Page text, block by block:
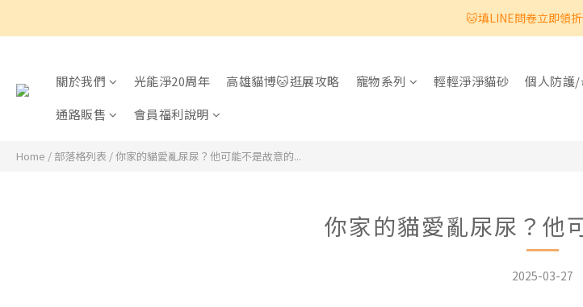
🐱填LINE問卷立即領
關於我們 光能淨20周年 高雄貓博🐱逛展攻略 寵物系列 輕輕淨淨貓砂 個人防護/
通路販售
會員福利說明
Home / 部落格列表 /你家的貓愛亂尿尿？他可能不是故意的...
你家的貓愛亂尿尿？他
2025-03-27